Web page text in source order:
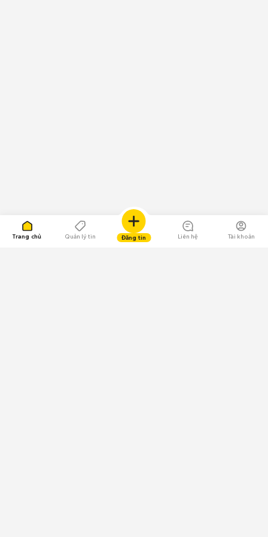
Trang chủ Quản lý tin Đăng tin Liên hệ Tài khoản